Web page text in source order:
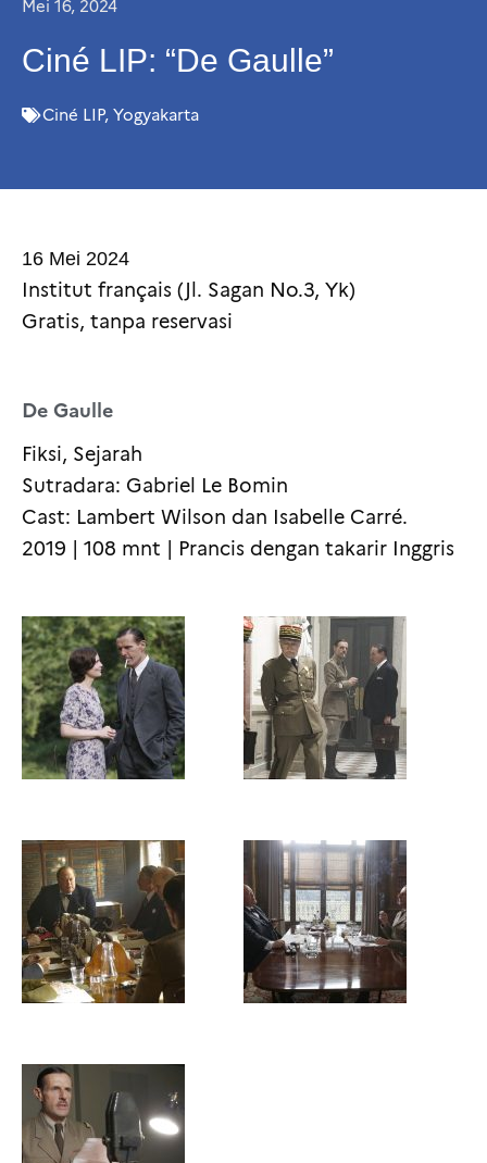
Mei 16, 2024
Ciné LIP: “De Gaulle”
Ciné LIP, Yogyakarta
16 Mei 2024
Institut français (Jl. Sagan No.3, Yk)
Gratis, tanpa reservasi
De Gaulle
Fiksi, Sejarah
Sutradara: Gabriel Le Bomin
Cast: Lambert Wilson dan Isabelle Carré.
2019 | 108 mnt | Prancis dengan takarir Inggris